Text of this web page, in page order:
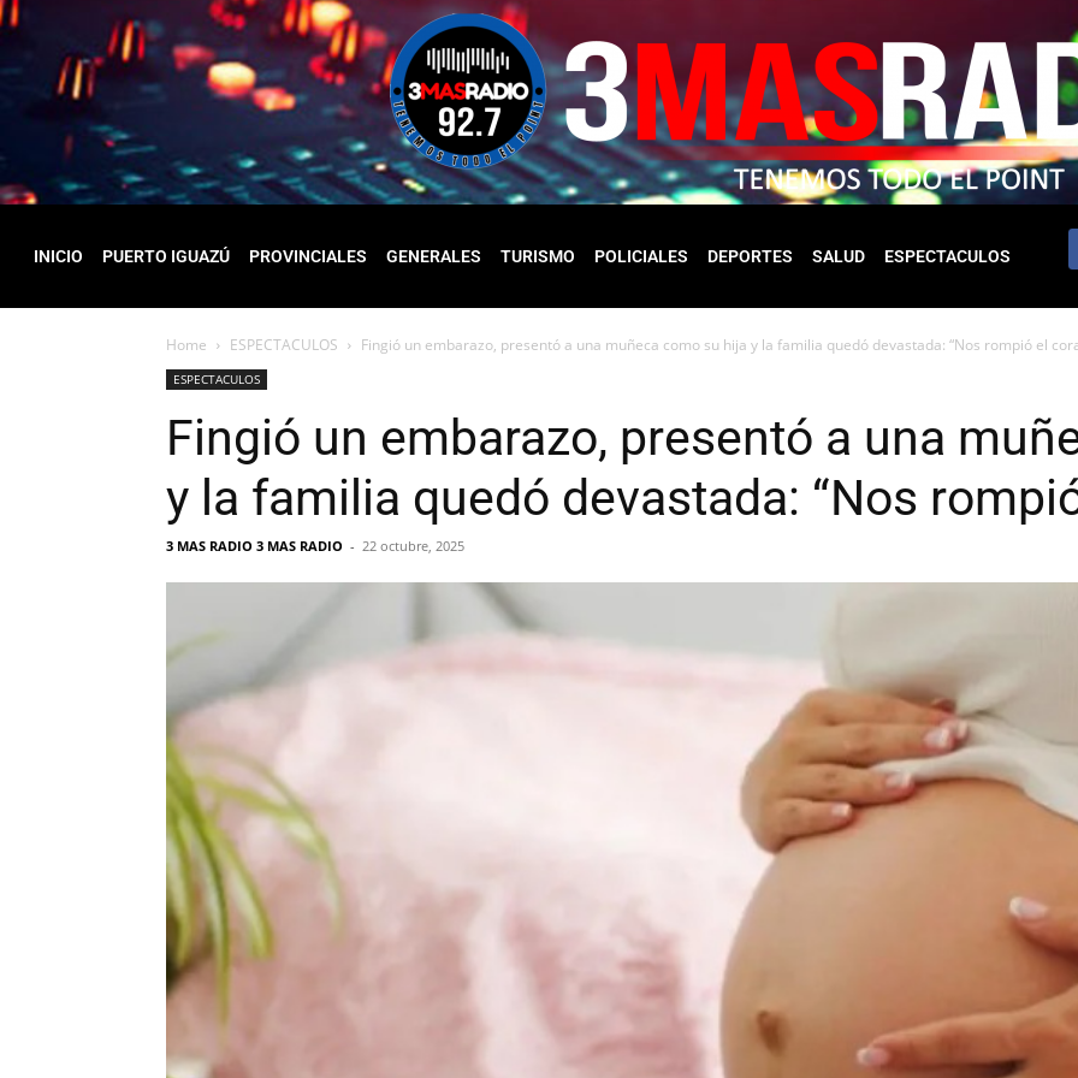
INICIO PUERTO IGUAZÚ PROVINCIALES GENERALES TURISMO POLICIALES DEPORTES SALUD ESPECTACULOS
Home ESPECTACULOS Fingió un embarazo, presentó a una muñeca como su hija y la familia quedó devastada: “Nos rompió el
ESPECTACULOS
Fingió un embarazo, presentó a una
y la familia quedó devastada: “Nos
3 MAS RADIO 3 MAS RADIO - 22 octubre, 2025